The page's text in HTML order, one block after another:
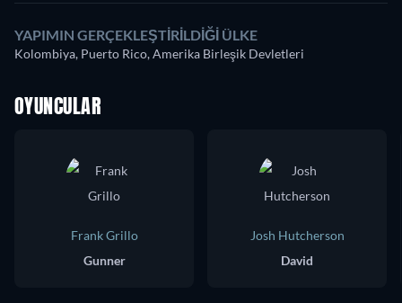
YAPIMIN GERÇEKLEŞTIRILDIĞI ÜLKE
Kolombiya, Puerto Rico, Amerika Birleşik Devletleri
OYUNCULAR
Frank Grillo
Gunner
Josh Hutcherson
David